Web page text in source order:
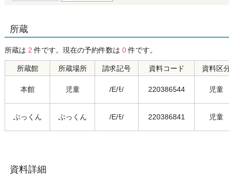
所蔵
所蔵は 2 件です。現在の予約件数は 0件です。
所蔵館 所蔵場所 請求記号 資料コード 資料区
本館 児童 /E/ﾓ/ 220386544 児童
ぶっくん ぶっくん /E/ﾓ/ 220386841 児童
資料詳細